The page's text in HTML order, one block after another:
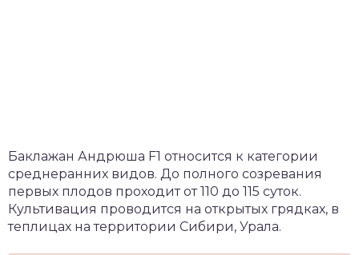
Баклажан Андрюша F1 относится к категории
среднеранних видов. До полного созревания
первых плодов проходит от 110 до 115 суток.
Культивация проводится на открытых грядках, в
теплицах на территории Сибири, Урала.